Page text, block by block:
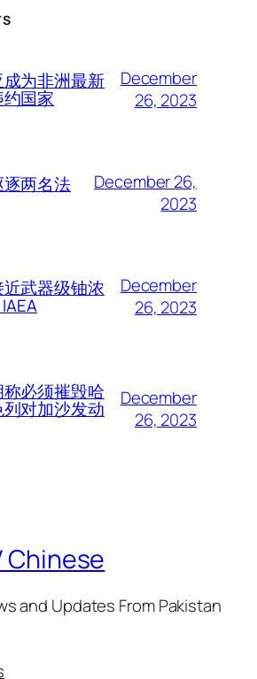
为非洲最新
国家
December
26, 2023
两名法
December 26,
2023
武器级铀浓
December
26, 2023
必须摧毁哈
对加沙发动
December
26, 2023
Chinese
and Updates From Pakistan